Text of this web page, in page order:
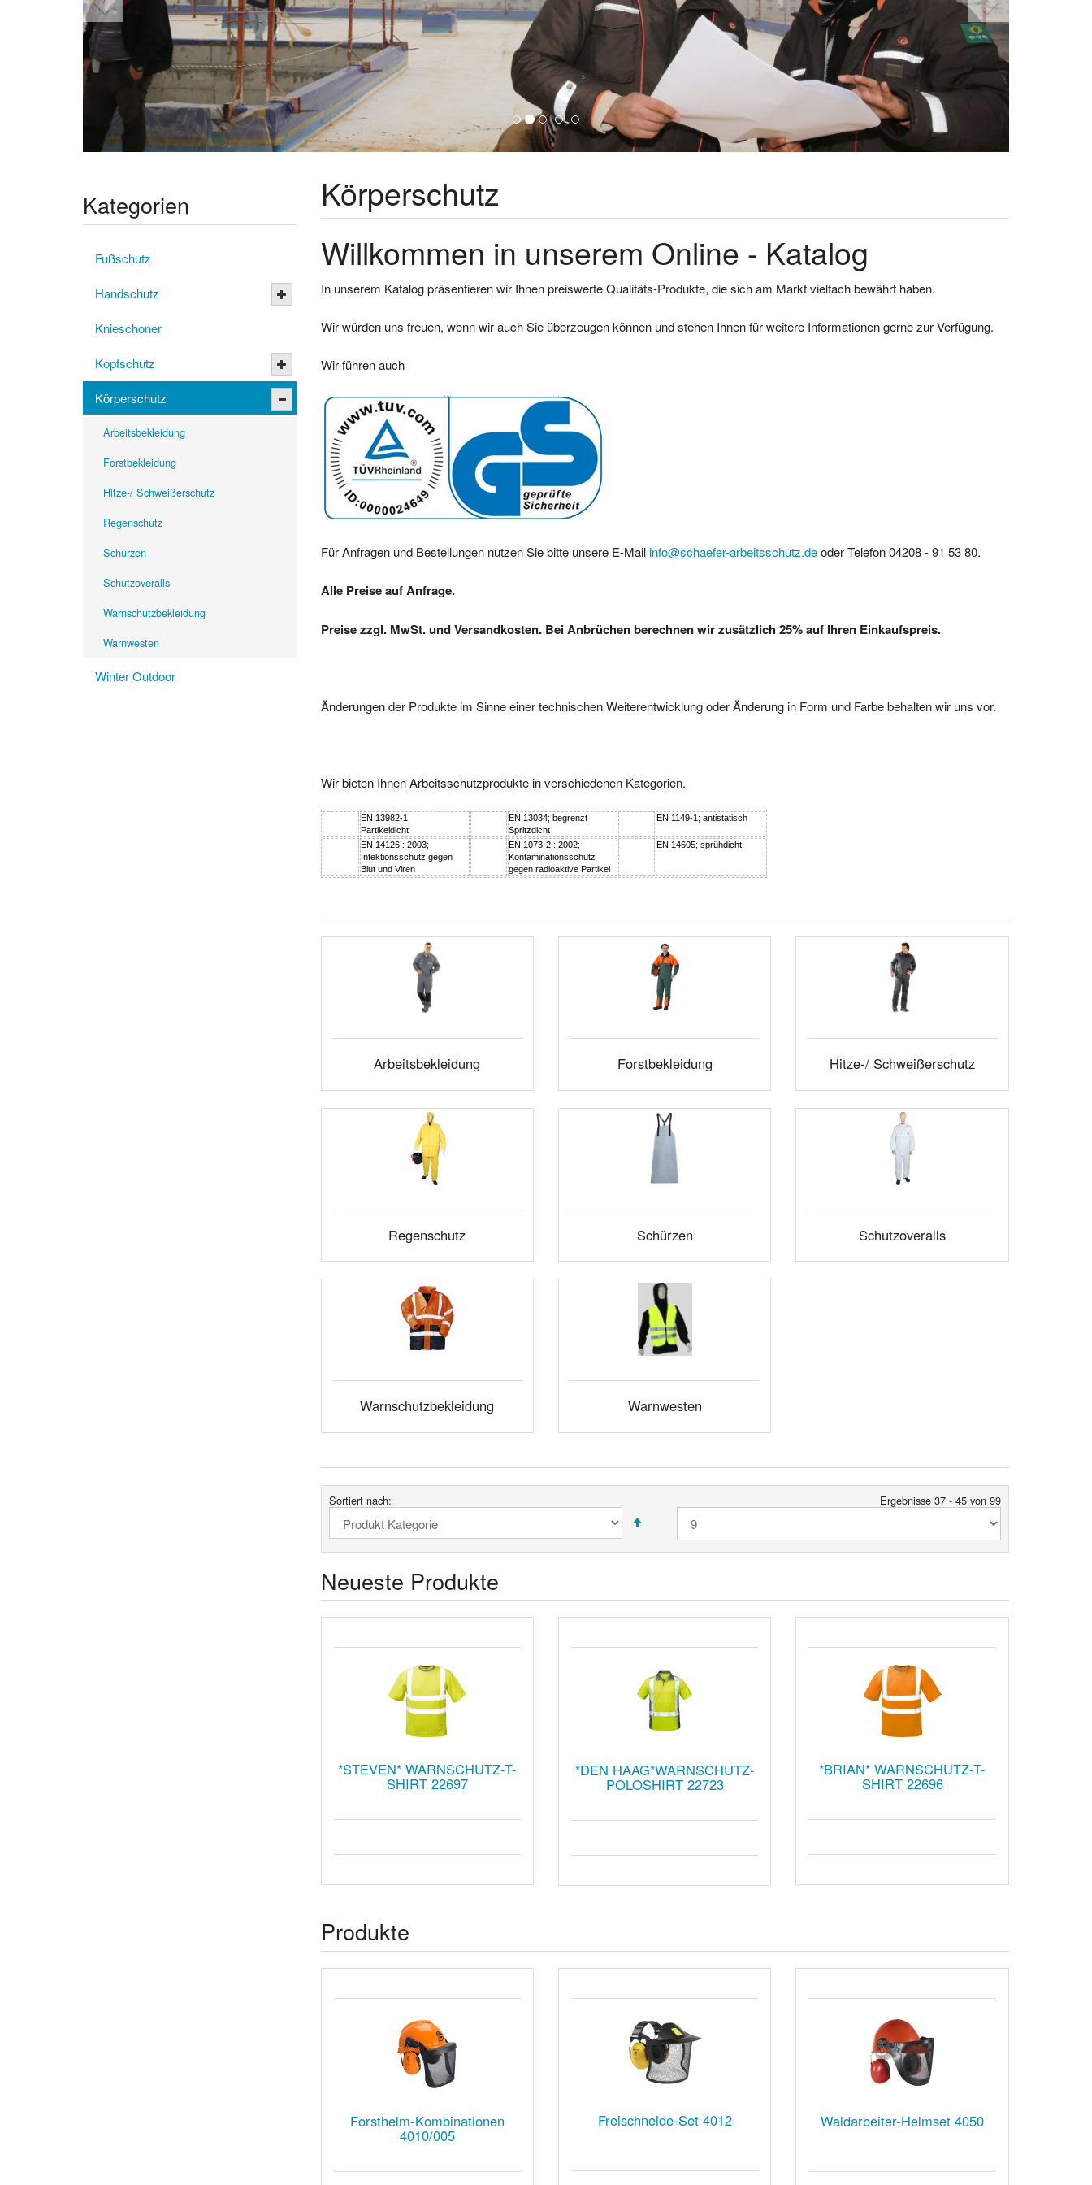
Körperschutz
Willkommen in unserem Online - Katalog
In unserem Katalog präsentieren wir Ihnen preiswerte Qualitäts-Produkte, die sich am Markt vielfach bewährt haben.
Wir würden uns freuen, wenn wir auch Sie überzeugen können und stehen Ihnen für weitere Informationen gerne zur Verfügung.
Wir führen auch
Für Anfragen und Bestellungen nutzen Sie bitte unsere E-Mailinfo@schaefer-arbeitsschutz.deoder Telefon 04208 - 91 53 80.
Alle Preise auf Anfrage.
Preise zzgl. MwSt. und Versandkosten. Bei Anbrüchen berechnen wir zusätzlich 25% auf Ihren Einkaufspreis.
Änderungen der Produkte im Sinne einer technischen Weiterentwicklung oder Änderung in Form und Farbe behalten wir uns vor.
Wir bieten Ihnen Arbeitsschutzprodukte in verschiedenen Kategorien.
EN 13982-1;
Partikeldicht
EN 13034; begrenzt
Spritzdicht
EN 1149-1; antistatisch
EN 14126 : 2003;
Infektionsschutz gegen
Blut und Viren
EN 1073-2 : 2002;
Kontaminationsschutz
gegen radioaktive Partikel
EN 14605; sprühdicht
Arbeitsbekleidung Forstbekleidung Hitze-/ Schweißerschutz
Regenschutz Schürzen Schutzoveralls
Warnschutzbekleidung Warnwesten
Sortiert nach: Ergebnisse 37 - 45 von 99
Neueste Produkte
*STEVEN* WARNSCHUTZ-T-
SHIRT 22697
*DEN HAAG*WARNSCHUTZ-
POLOSHIRT 22723
*BRIAN* WARNSCHUTZ-T-
SHIRT 22696
Produkte
Forsthelm-Kombinationen
4010/005
Freischneide-Set 4012 Waldarbeiter-Helmset 4050
Kategorien
Fußschutz
Handschutz
Knieschoner
Kopfschutz
Körperschutz
Arbeitsbekleidung
Forstbekleidung
Hitze-/ Schweißerschutz
Regenschutz
Schürzen
Schutzoveralls
Warnschutzbekleidung
Warnwesten
Winter Outdoor